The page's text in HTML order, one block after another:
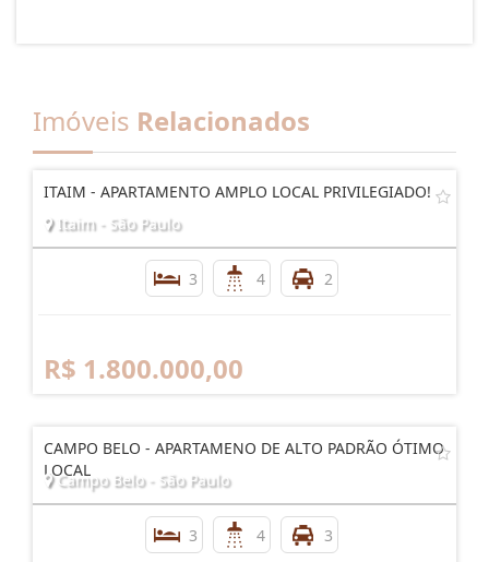
Imóveis Relacionados
ITAIM - APARTAMENTO AMPLO LOCAL PRIVILEGIADO!
Itaim - São Paulo
3 4 2
R$ 1.800.000,00
CAMPO BELO - APARTAMENO DE ALTO PADRÃO ÓTIMO
LOCAL
Campo Belo - São Paulo
3 4 3